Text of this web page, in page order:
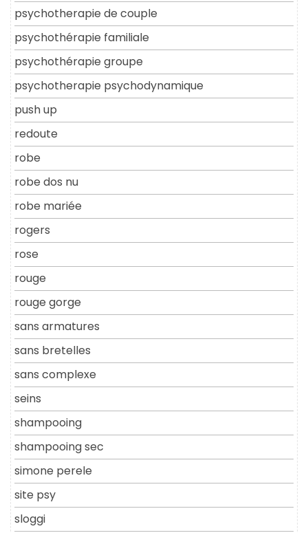
psychotherapie de couple
psychothérapie familiale
psychothérapie groupe
psychotherapie psychodynamique
push up
redoute
robe
robe dos nu
robe mariée
rogers
rose
rouge
rouge gorge
sans armatures
sans bretelles
sans complexe
seins
shampooing
shampooing sec
simone perele
site psy
sloggi